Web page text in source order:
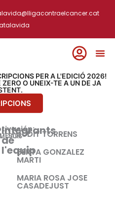
PER A L'EDICIÓ 2026!
O UNEIX-TE A UN DE JA
Integrants
de
l'equip
JUDIT TORRENS
BERTA GONZALEZ
MARTI
MARIA ROSA JOSE
CASADEJUST